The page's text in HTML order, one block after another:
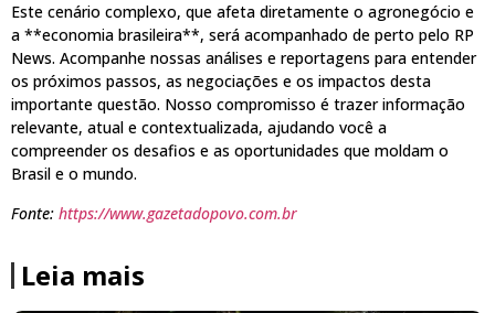
Este cenário complexo, que afeta diretamente o agronegócio e
a **economia brasileira**, será acompanhado de perto pelo RP
News. Acompanhe nossas análises e reportagens para entender
os próximos passos, as negociações e os impactos desta
importante questão. Nosso compromisso é trazer informação
relevante, atual e contextualizada, ajudando você a
compreender os desafios e as oportunidades que moldam o
Brasil e o mundo.
Fonte: https://www.gazetadopovo.com.br
Leia mais